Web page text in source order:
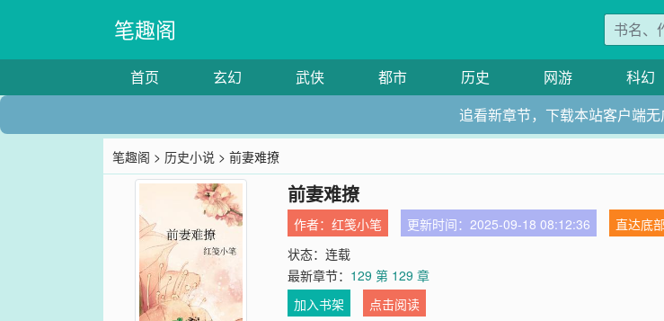
笔趣阁
首页 玄幻 武侠 都市 历史 网游 科幻
追看新章节，下载本站客户端
笔趣阁 > 历史小说 > 前妻难撩
前妻难撩
作者：红笺小笔 更新时间：2025-09-18 08:12:36
直达底
状态：连载
最新章节： 129 第 129 章
加入书架
点击阅读